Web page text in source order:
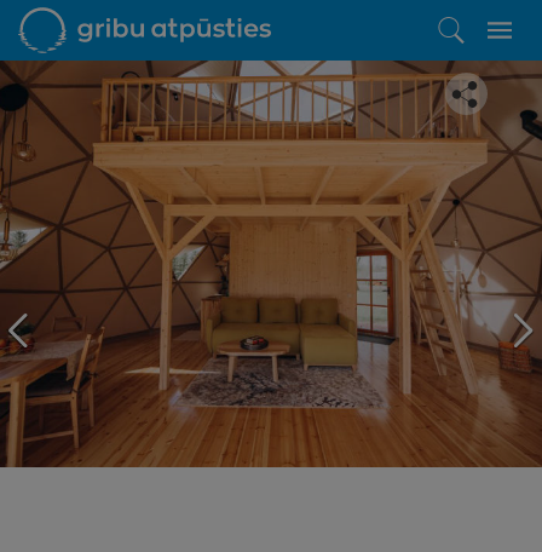
Iepatikās šis piedāvājums?
Līdz brīnišķīgai atpūtai atlikuši tikai daži soļi
PĒRKU